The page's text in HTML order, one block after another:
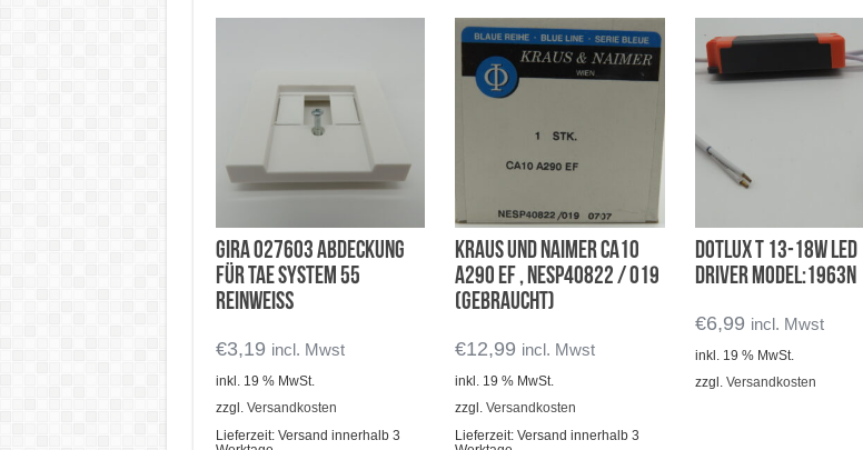
Gira 027603 Abdeckung
für TAE System 55
reinweiß
€3,19 incl. Mwst
inkl. 19 % MwSt.
zzgl. Versandkosten
Lieferzeit: Versand innerhalb 3
Kraus und Naimer CA10
A290 EF , NESP40822 / 019
(Gebraucht)
€12,99 incl. Mwst
inkl. 19 % MwSt.
zzgl.Versandkosten
Lieferzeit:Versand innerhalb 3
Dotlux T 13-18W LED
Driver Model:1963N
€6,99 incl. Mwst
inkl. 19 % MwSt.
zzgl. Versandkosten